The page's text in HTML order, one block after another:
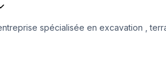
spécialisée en excavation ,
et garantie !